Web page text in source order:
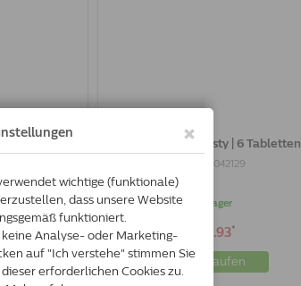
Tabletten Drontal Hund Tasty | 6 Tabletten
4007221042129
Auf lager
€34.93*
Jetzt kaufen